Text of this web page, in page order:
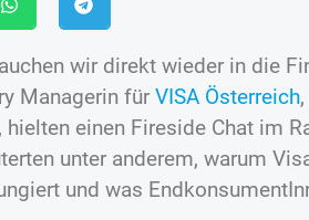
wir direkt wieder in die
Managerin für VISA Österreich
einen Fireside Chat im
unter anderem, warum
und was